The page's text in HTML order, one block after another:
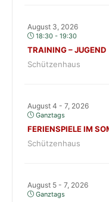
August 3, 2026
18:30 - 19:30
TRAINING – JUGEND
Schützenhaus
August 4 - 7, 2026
Ganztags
FERIENSPIELE IM
Schützenhaus
August 5 - 7, 2026
Ganztags